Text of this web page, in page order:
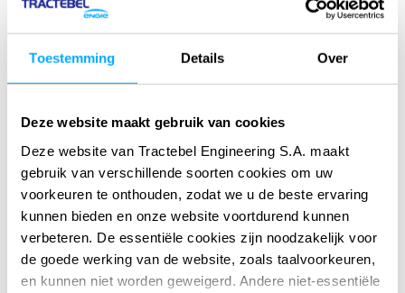
Toestemming Details Over
Deze website maakt gebruik van cookies
Deze website van Tractebel Engineering S.A. maakt
gebruik van verschillende soorten cookies om uw
voorkeuren te onthouden, zodat we u de beste ervaring
kunnen bieden en onze website voortdurend kunnen
verbeteren. De essentiële cookies zijn noodzakelijk voor
de goede werking van de website, zoals taalvoorkeuren,
en kunnen niet worden geweigerd. Andere niet-essentiële
Zeewatertoevoer en -afvoer, evenals brine
beheer
Watertransport, pompen en opslag van
Beheer van nulwaterlozing
Netaansluiting en elektriciteitslevering
Integratie van hernieuwbare energie
Integratie van hernieuwbare energie